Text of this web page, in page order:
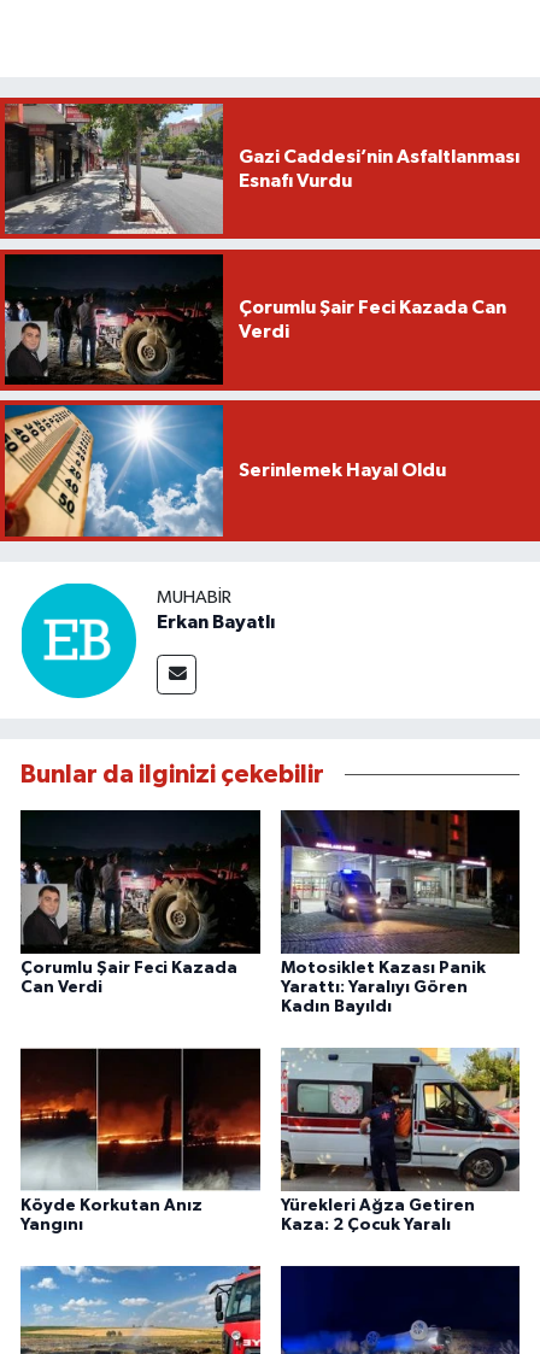
Gazi Caddesi’nin Asfaltlanması
Esnafı Vurdu
Çorumlu Şair Feci Kazada Can
Verdi
Serinlemek Hayal Oldu
MUHABIR
Erkan Bayatlı
Bunlar da ilginizi çekebilir
Çorumlu Şair Feci Kazada
Can Verdi
Motosiklet Kazası Panik
Yarattı: Yaralıyı Gören
Kadın Bayıldı
Köyde Korkutan Anız
Yangını
Yürekleri Ağza Getiren
Kaza: 2 Çocuk Yaralı